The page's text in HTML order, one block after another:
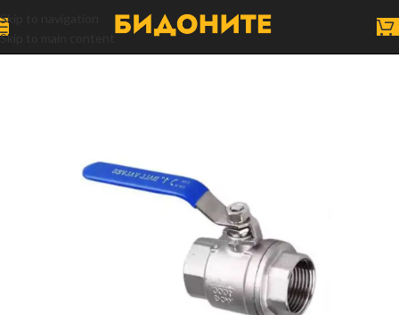
Skip to navigation
Skip to main content